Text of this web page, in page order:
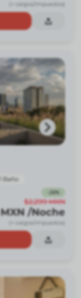
(+ cargos/impuestos)
Baño
26%
$2,299 MXN
MXN /Noche
(+ cargos/impuestos)